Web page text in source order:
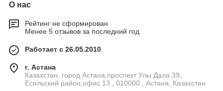
О нас
Рейтинг не сформирован
Менее 5 отзывов за последний год
Работает с 26.05.2010
г. Астана
Казахстан, город Астана,проспект Улы Дала 39,
Есильский район,офис 13 , 010000 , Астана, Казахстан